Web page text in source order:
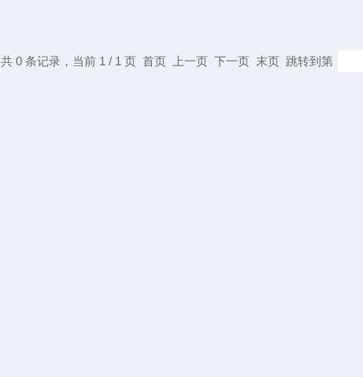
共 0 条记录，当前 1 / 1 页 首页 上一页 下一页 末页 跳转到第